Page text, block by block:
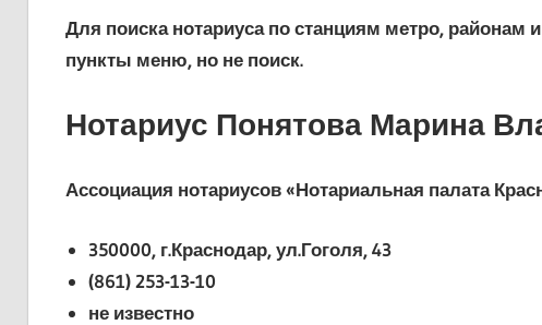
Для поиска нотариуса по станциям метро, районам
пункты меню, но не поиск.
Нотариус Понятова Марина
Ассоциация нотариусов «Нотариальная палата
350000, г.Краснодар, ул.Гоголя, 43
(861) 253-13-10
не известно